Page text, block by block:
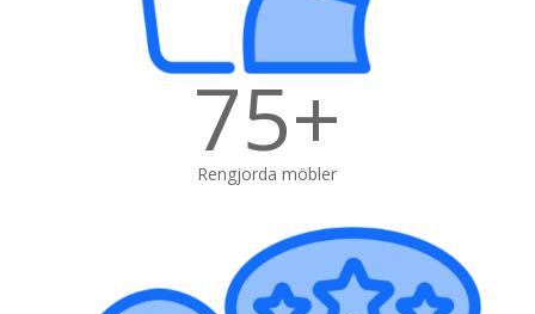
75+
Rengjorda möbler